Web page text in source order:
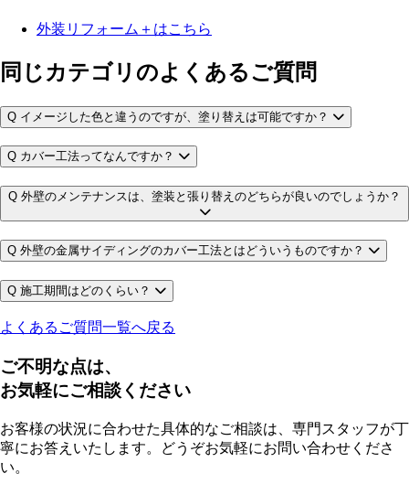
外装リフォーム＋はこちら
同じカテゴリのよくあるご質問
Q イメージした色と違うのですが、塗り替えは可能ですか？
Q カバー工法ってなんですか？
Q 外壁のメンテナンスは、塗装と張り替えのどちらが良いのでしょうか？
Q 外壁の金属サイディングのカバー工法とはどういうものですか？
Q 施工期間はどのくらい？
よくあるご質問一覧へ戻る
ご不明な点は、
お気軽にご相談ください
お客様の状況に合わせた具体的なご相談は、専門スタッフが丁
寧にお答えいたします。どうぞお気軽にお問い合わせくださ
い。